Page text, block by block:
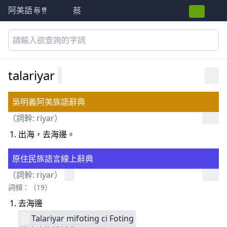
阿美語萌典 蔡
talariyar
吳明義阿美族語辭典
（詞幹: riyar）
出海，去海邊。
原住民族語言線上辭典
（詞幹: riyar）
詞頻：（19）
去海邊
Talariyar mifoting ci Foting